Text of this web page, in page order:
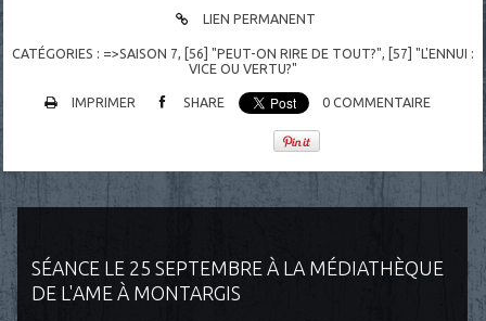
SÉANCE LE 25 SEPTEMBRE À LA MÉDIATHÈQUE
DE L'AME À MONTARGIS
LIEN PERMANENT
CATÉGORIES : =>SAISON 7, [56] "PEUT-ON RIRE DE TOUT?", [57] "L'ENNUI :
VICE OU VERTU?"
IMPRIMER SHARE 0 COMMENTAIRE